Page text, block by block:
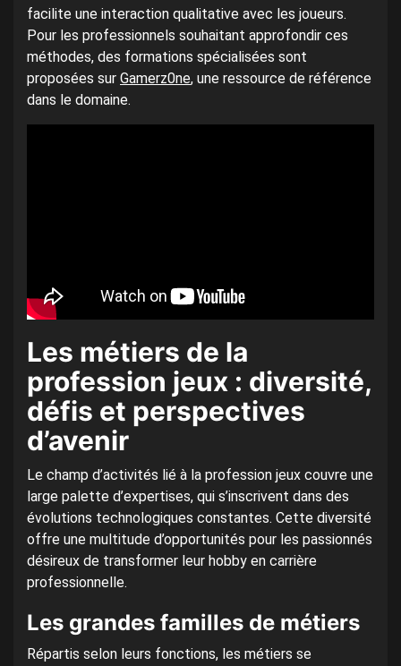
facilite une interaction qualitative avec les joueurs.
Pour les professionnels souhaitant approfondir ces
méthodes, des formations spécialisées sont
proposées sur Gamerz0ne, une ressource de référence
dans le domaine.
Les métiers de la
profession jeux : diversité,
défis et perspectives
d’avenir
Le champ d’activités lié à la profession jeux couvre une
large palette d’expertises, qui s’inscrivent dans des
évolutions technologiques constantes. Cette diversité
offre une multitude d’opportunités pour les passionnés
désireux de transformer leur hobby en carrière
professionnelle.
Les grandes familles de métiers
Répartis selon leurs fonctions, les métiers se